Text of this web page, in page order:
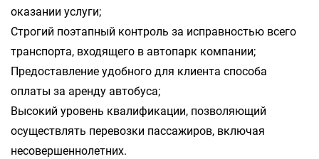
оказании услуги;
Строгий поэтапный контроль за исправностью всего
транспорта, входящего в автопарк компании;
Предоставление удобного для клиента способа
оплаты за аренду автобуса;
Высокий уровень квалификации, позволяющий
осуществлять перевозки пассажиров, включая
несовершеннолетних.